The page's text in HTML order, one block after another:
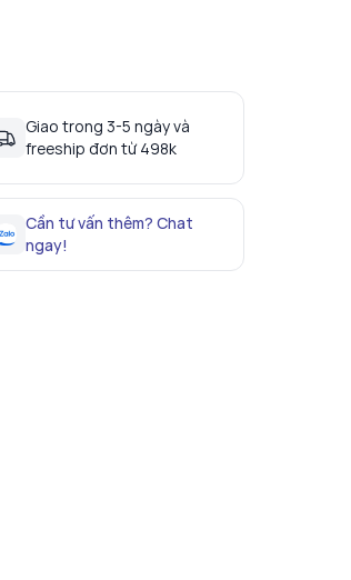
Giao trong 3-5 ngày và
freeship đơn từ 498k
Cần tư vấn thêm? Chat
ngay!